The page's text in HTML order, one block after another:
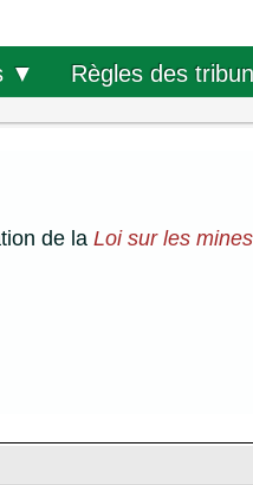
▼ Règles des
de la Loi sur les